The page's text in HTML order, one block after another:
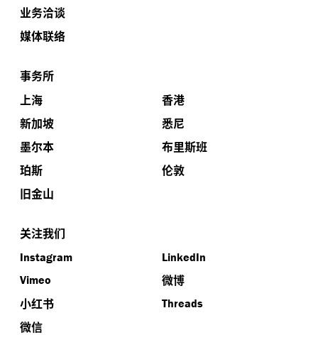
业务洽谈
媒体联络
事务所
上海
香港
新加坡
悉尼
墨尔本
布里斯班
珀斯
伦敦
旧金山
关注我们
Instagram
LinkedIn
Vimeo
微博
小红书
Threads
微信